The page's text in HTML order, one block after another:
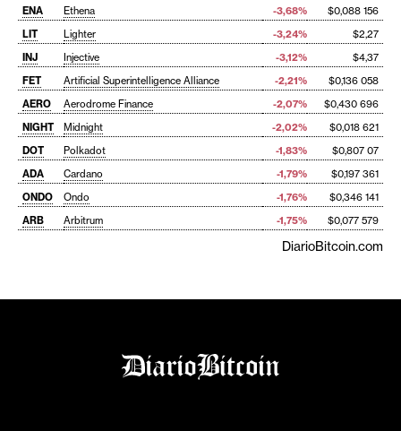
ENA Ethena -3,68%
$0,088 156
LIT
Lighter -3,24%
$2,27
INJ
Injective -3,12%
$4,37
FET
Artificial Superintelligence Alliance -2,21%
$0,136 058
AERO
Aerodrome Finance -2,07%
$0,430 696
NIGHT
Midnight -2,02%
$0,018 621
DOT
Polkadot -1,83%
$0,807 07
ADA
Cardano -1,79%
$0,197 361
ONDO
Ondo -1,76%
$0,346 141
ARB
Arbitrum -1,75% $0,077 579
DiarioBitcoin.com